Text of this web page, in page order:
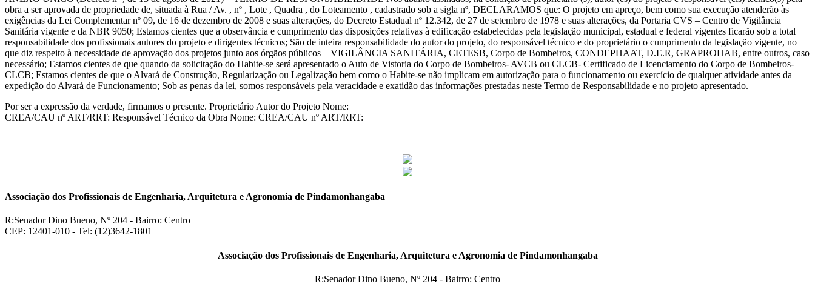
obra a ser aprovada de propriedade de, situada à Rua / Av. , nº , Lote , Quadra , do Loteamento , cadastrado sob a sigla nº, DECLARAMOS que: O projeto em apreço, bem como sua execução atenderão às
exigências da Lei Complementar nº 09, de 16 de dezembro de 2008 e suas alterações, do Decreto Estadual nº 12.342, de 27 de setembro de 1978 e suas alterações, da Portaria CVS – Centro de Vigilância
Sanitária vigente e da NBR 9050; Estamos cientes que a observância e cumprimento das disposições relativas à edificação estabelecidas pela legislação municipal, estadual e federal vigentes ficarão sob a total
responsabilidade dos profissionais autores do projeto e dirigentes técnicos; São de inteira responsabilidade do autor do projeto, do responsável técnico e do proprietário o cumprimento da legislação vigente, no
que diz respeito à necessidade de aprovação dos projetos junto aos órgãos públicos – VIGILÂNCIA SANITÁRIA, CETESB, Corpo de Bombeiros, CONDEPHAAT, D.E.R, GRAPROHAB, entre outros, caso
necessário; Estamos cientes de que quando da solicitação do Habite-se será apresentado o Auto de Vistoria do Corpo de Bombeiros- AVCB ou CLCB- Certificado de Licenciamento do Corpo de Bombeiros-
CLCB; Estamos cientes de que o Alvará de Construção, Regularização ou Legalização bem como o Habite-se não implicam em autorização para o funcionamento ou exercício de qualquer atividade antes da
expedição do Alvará de Funcionamento; Sob as penas da lei, somos responsáveis pela veracidade e exatidão das informações prestadas neste Termo de Responsabilidade e no projeto apresentado.
Por ser a expressão da verdade, firmamos o presente. Proprietário Autor do Projeto Nome:
CREA/CAU nº ART/RRT: Responsável Técnico da Obra Nome: CREA/CAU nº ART/RRT:
Associação dos Profissionais de Engenharia, Arquitetura e Agronomia de Pindamonhangaba
R:Senador Dino Bueno, Nº 204 - Bairro: Centro
CEP: 12401-010 - Tel: (12)3642-1801
Associação dos Profissionais de Engenharia, Arquitetura e Agronomia de Pindamonhangaba
R:Senador Dino Bueno, Nº 204 - Bairro: Centro